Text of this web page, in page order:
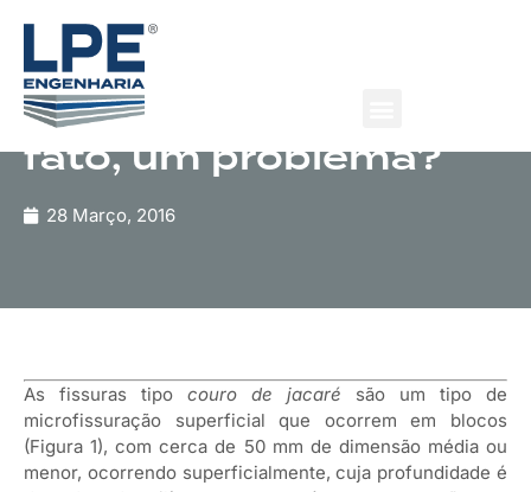
Publicação
Fissuras tipo “couro
de jacaré”: são, de
fato, um problema?
28 Março, 2016
As fissuras tipo couro de jacaré são um tipo de
microfissuração superficial que ocorrem em blocos
(Figura 1), com cerca de 50 mm de dimensão média ou
menor, ocorrendo superficialmente, cuja profundidade é